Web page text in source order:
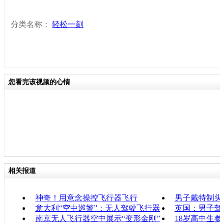
分类名称： 轻松一刻
您看完该视频的心情
相关报道
神奇！用意念操控飞行器飞行
男子戴特制
意大利“空中巡警”：无人驾驶飞行器
英国：男子
南京无人飞行器空中展示“变形金刚”
18岁高中生